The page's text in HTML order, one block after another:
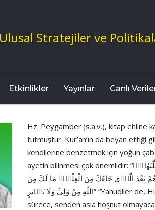
Ulusal Stratejiler ve
Etkinlikler Yayınlar Canlı
Hz. Peygamber (s.a.v.), kitap ehline
tutmuştur. Kur’an’ın da beyan ettiği
kendilerine benzetmek için yoğun
ayetin bilinmesi çok önemlidir: “وَلَنْ تَرْضٰى عَنْكَ الْيَهُودُ وَلَا النَّصَارٰى حَتّٰى تَتَّبِعَ مِلَّتَهُمْۜ
بَعْدَ الَّذ۪ي جَٓاءَكَ مِنَ الْعِلْمِۙ مَا لَكَ مِنَ
اللّٰهِ مِنْ وَلِيٍّ وَلَا نَص۪يرٍ” “Yahudiler de, Hıristiyanlar da, kendi dinlerine uymadığın
sürece, senden asla hoşnut